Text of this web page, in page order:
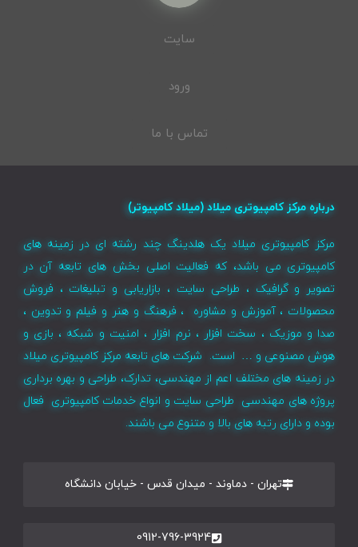
سایت
ورود
تماس با ما
درباره مرکز کامپیوتری میلاد (میلاد کامپیوتر)
مرکز کامپیوتری میلاد یک هلدینگ چند رشته ای در زمینه های
کامپیوتری می باشد، که فعالیت اصلی بخش های تابعه آن در
تصویر و گرافیک ، طراحی سایت ، بازاریابی و تبلیغات ، فروش
محصولات ، آموزش و مشاوره ، فرهنگ و هنر و فیلم و تدوین ،
صدا و موزیک ، سخت افزار ، نرم افزار ، امنیت و شبکه ، بازی و
هوش مصنوعی و … است. شرکت های تابعه مرکز کامپیوتری میلاد
در زمینه های مختلف اعم از مهندسی، تدارک، طراحی و بهره برداری
پروژه های مهندسی طراحی سایت و انواع خدمات کامپیوتری فعال
بوده و دارای رتبه های بالا و متنوع می باشند.
تهران - دماوند - میدان قدس - خیابان دانشگاه
0912-796-3924